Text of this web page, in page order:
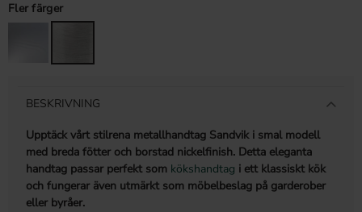
Fler färger
BESKRIVNING
Upptäck vårt stilrena metallhandtag Sandvik i smal modell
med breda fötter och borstad nickelfinish. Detta eleganta
handtag passar perfekt som kökshandtag i ett klassiskt kök
och fungerar även utmärkt som möbelbeslag på garderober
eller byråer.